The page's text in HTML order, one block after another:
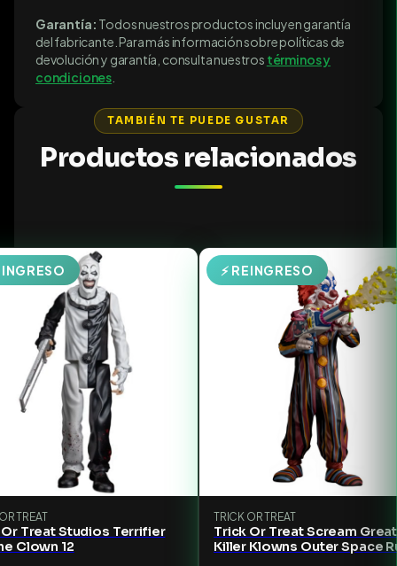
Garantía: Todos nuestros productos incluyen garantía
del fabricante. Para más información sobre políticas de
devolución y garantía, consulta nuestros términos y
condiciones
TAMBIÉN TE PUEDE GUSTAR
Productos relacionados
TREAT
Treat Studios Terrifier
Clown 12
⚡ REINGRESO
TRICK OR TREAT
Trick Or Treat Scream
Killer Klowns Outer Space